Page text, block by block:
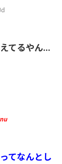
てるやん...
てなんとし